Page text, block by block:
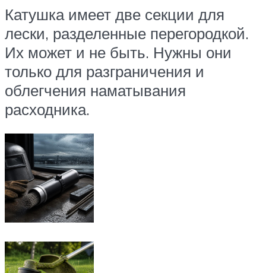
Катушка имеет две секции для
лески, разделенные перегородкой.
Их может и не быть. Нужны они
только для разграничения и
облегчения наматывания
расходника.